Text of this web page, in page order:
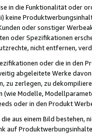
in die Funktionalität oder
keine
oder sonstiger
oder Spezifikationen
nicht entfernen,
oder die in
abgeleitete Werke
zerlegen, zu
(wie Modelle,
oder in den Produkt
aus einem Bild bestehen,
auf